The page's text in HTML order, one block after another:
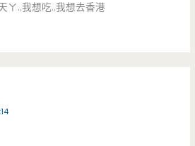
ㄚ..我想吃..我想去香港